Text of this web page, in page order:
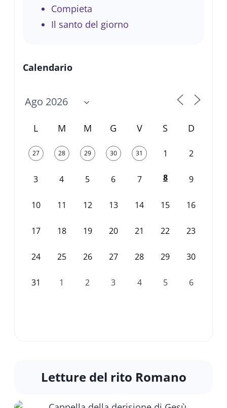
Compieta
Il santo del giorno
Calendario
L M M G V S D
27 28 29 30 31 1 2
3 4 5 6 7 8 9
10 11 12 13 14 15 16
17 18 19 20 21 22 23
24 25 26 27 28 29 30
31 1 2 3 4 5 6
Letture del rito Romano